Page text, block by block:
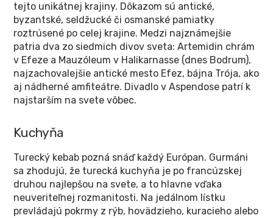
tejto unikátnej krajiny. Dôkazom sú antické,
byzantské, seldžucké či osmanské pamiatky
roztrúsené po celej krajine. Medzi najznámejšie
patria dva zo siedmich divov sveta: Artemidin chrám
v Efeze a Mauzóleum v Halikarnasse (dnes Bodrum),
najzachovalejšie antické mesto Efez, bájna Trója, ako
aj nádherné amfiteátre. Divadlo v Aspendose patrí k
najstarším na svete vôbec.
Kuchyňa
Turecký kebab pozná snáď každý Európan. Gurmáni
sa zhodujú, že turecká kuchyňa je po francúzskej
druhou najlepšou na svete, a to hlavne vďaka
neuveriteľnej rozmanitosti. Na jedálnom lístku
prevládajú pokrmy z rýb, hovädzieho, kuracieho alebo